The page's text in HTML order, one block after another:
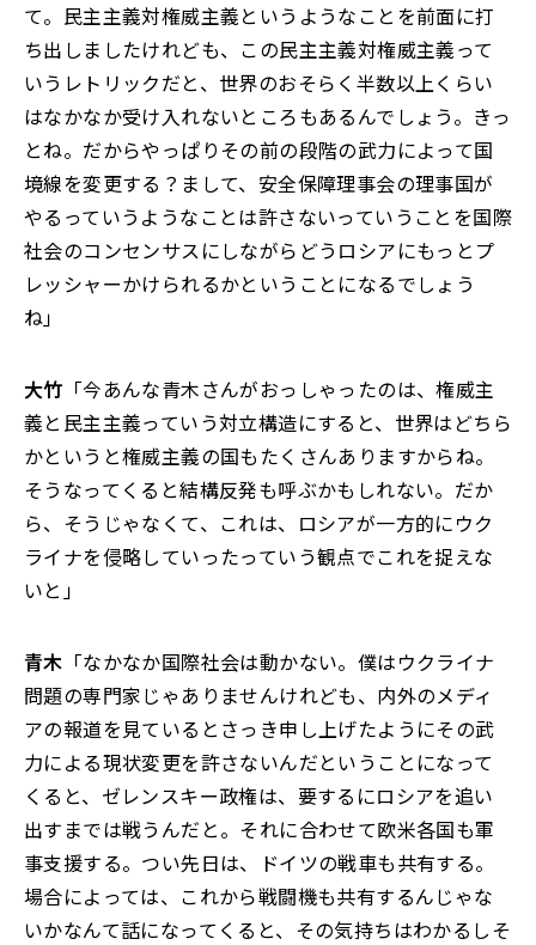
て。民主主義対権威主義というようなことを前面に打
ち出しましたけれども、この民主主義対権威主義って
いうレトリックだと、世界のおそらく半数以上くらい
はなかなか受け入れないところもあるんでしょう。きっ
とね。だからやっぱりその前の段階の武力によって国
境線を変更する？まして、安全保障理事会の理事国が
やるっていうようなことは許さないっていうことを国際
社会のコンセンサスにしながらどうロシアにもっとプ
レッシャーかけられるかということになるでしょう
ね」
大竹 「今あんな青木さんがおっしゃったのは、権威主
義と民主主義っていう対立構造にすると、世界はどちら
かというと権威主義の国もたくさんありますからね。
そうなってくると結構反発も呼ぶかもしれない。だか
ら、そうじゃなくて、これは、ロシアが一方的にウク
ライナを侵略していったっていう観点でこれを捉えな
いと」
青木 「なかなか国際社会は動かない。僕はウクライナ
問題の専門家じゃありませんけれども、内外のメディ
アの報道を見ているとさっき申し上げたようにその武
力による現状変更を許さないんだということになって
くると、ゼレンスキー政権は、要するにロシアを追い
出すまでは戦うんだと。それに合わせて欧米各国も軍
事支援する。つい先日は、ドイツの戦車も共有する。
場合によっては、これから戦闘機も共有するんじゃな
いかなんて話になってくると、その気持ちはわかるしそ